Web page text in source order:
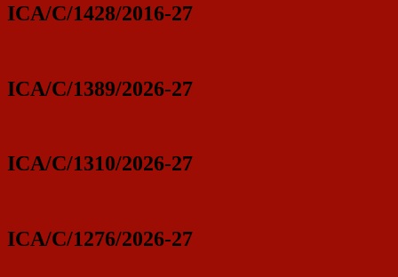
ICA/C/1428/2016-27
ICA/C/1389/2026-27
ICA/C/1310/2026-27
ICA/C/1276/2026-27